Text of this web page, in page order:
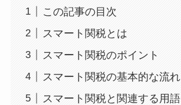
この記事の目次
スマート関税とは
スマート関税のポイント
スマート関税の基本的な流れ
スマート関税と関連する用語